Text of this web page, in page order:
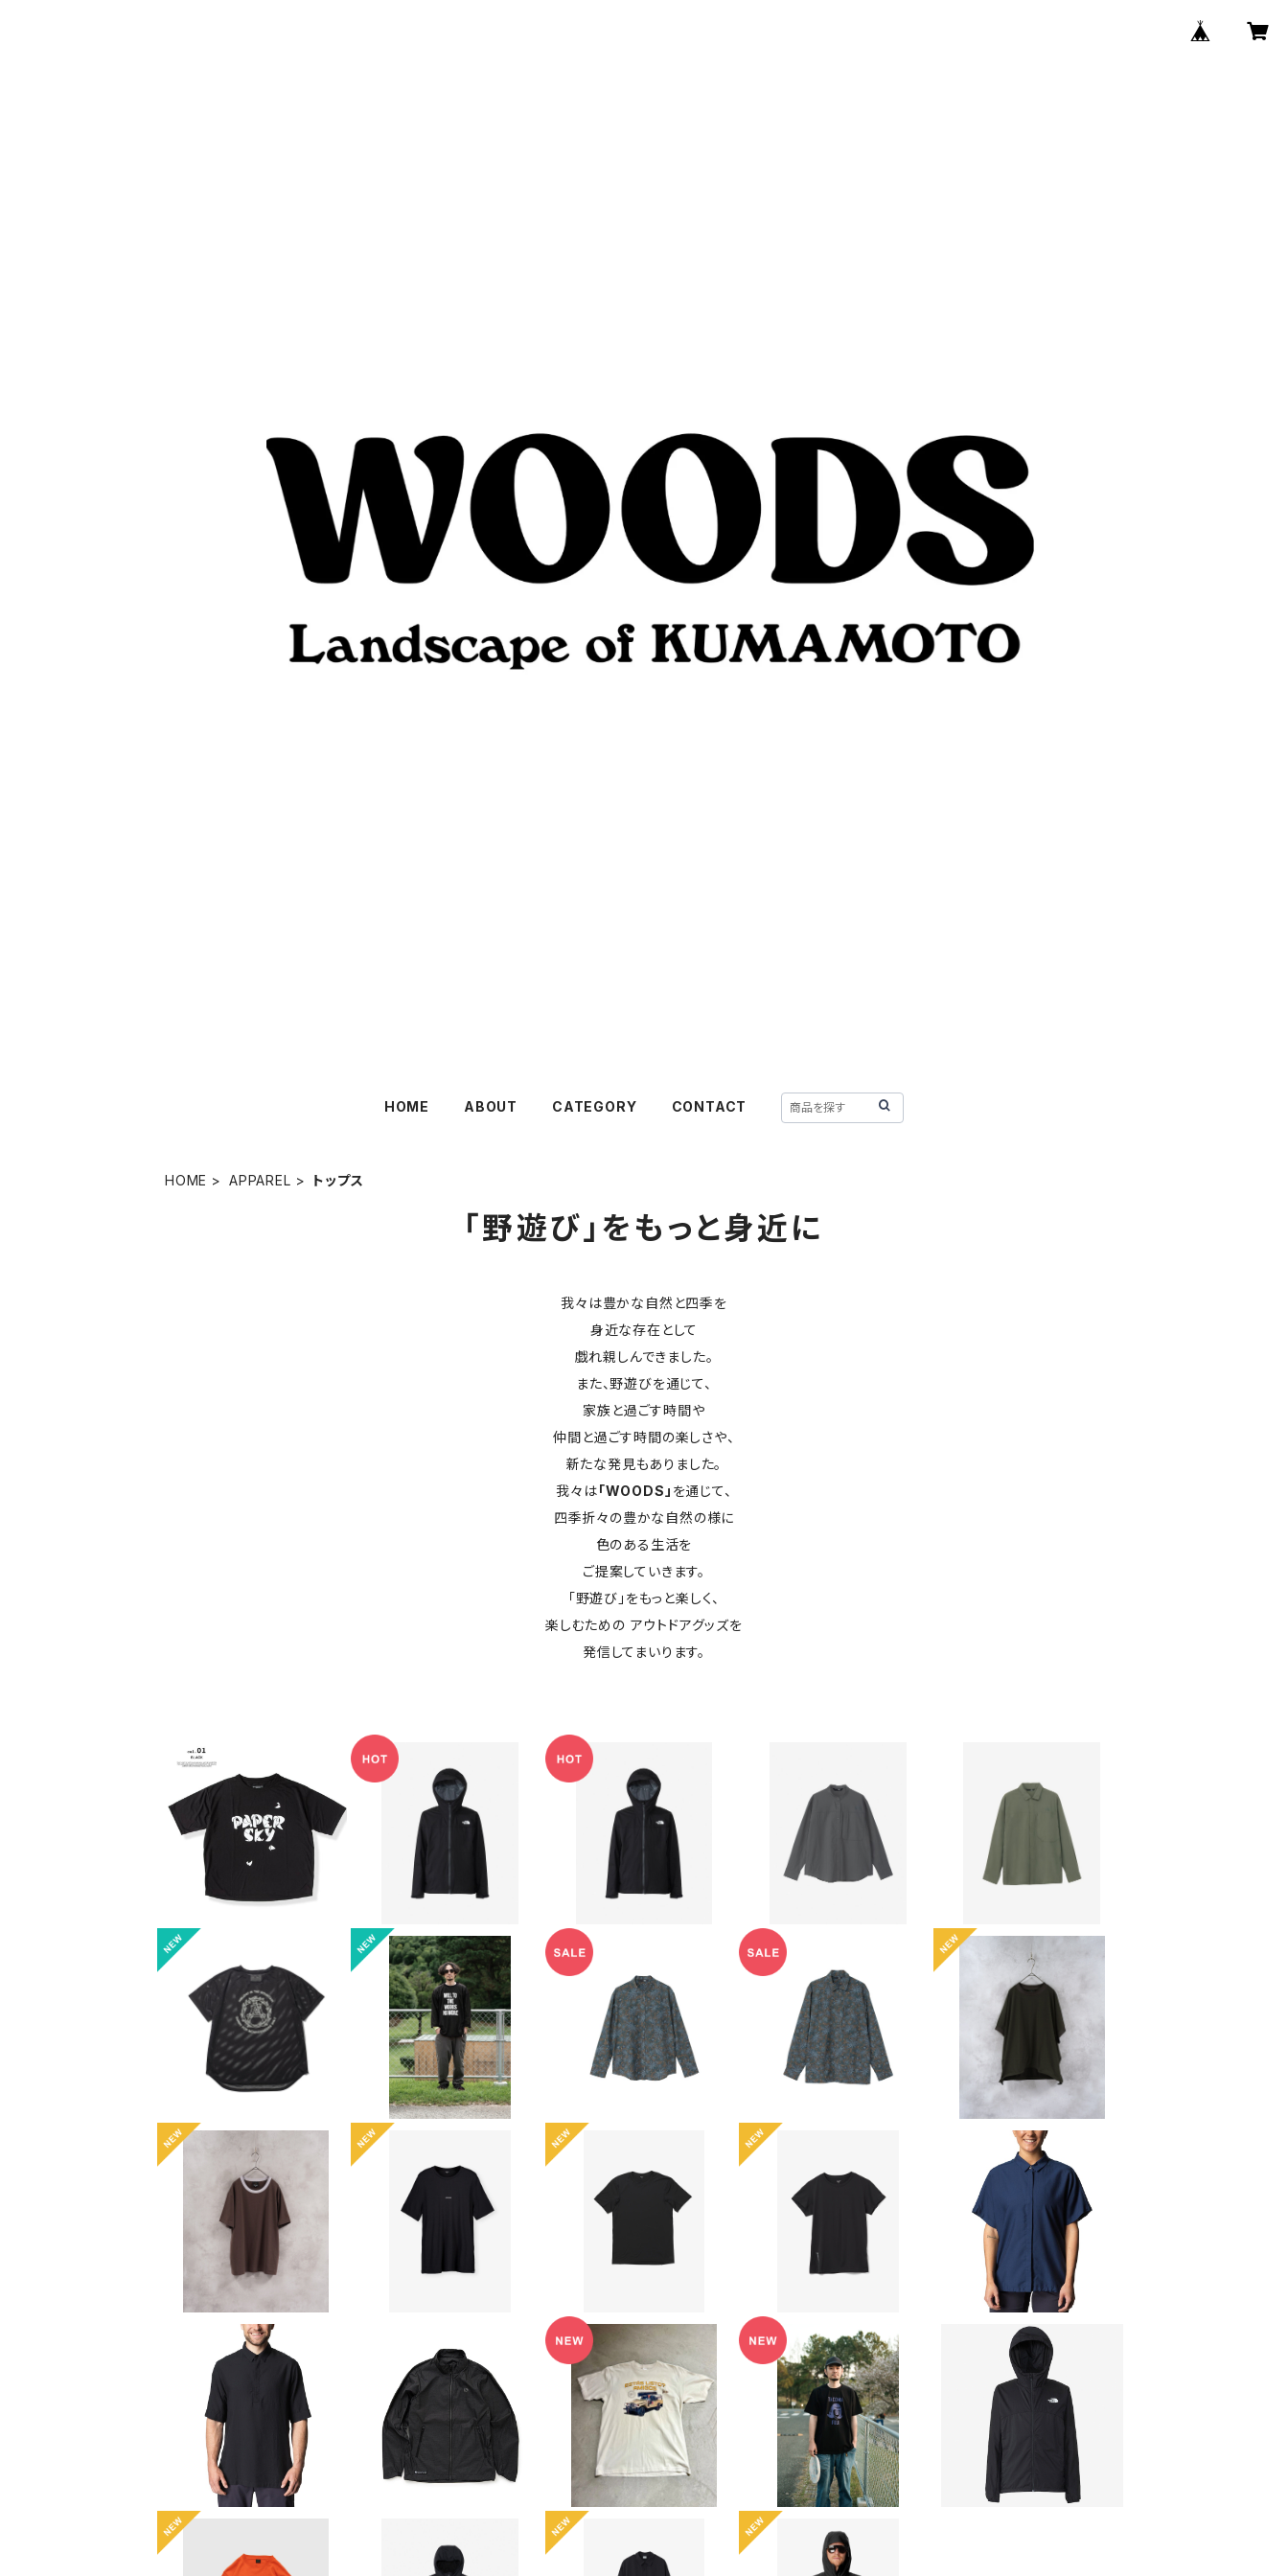
HOME ABOUT CATEGORY CONTACT
HOME APPAREL トップス
「野遊び」をもっと身近に
我々は豊かな自然と四季を
身近な存在として
戯れ親しんできました。
また、野遊びを通じて、
家族と過ごす時間や
仲間と過ごす時間の楽しさや、
新たな発見もありました。
我々は「WOODS」 を通じて、
四季折々の豊かな自然の様に
色のある生活を
ご提案していきます。
「野遊び」をもっと楽しく、
楽しむための アウトドアグッズを
発信してまいります。
【PAPER SKY】Classi
c ‘Paper Logo’ T-SH
IRT
¥7,128
10%OFF
【THE NORTH FACE】
ベンチャージャケット
（レディース）
【THE NORTH FACE】
ベンチャージャケット（メ
¥17,600
【THE NORTH FACE】
ハイカーズシャツ（レデ
【THE NORTH FACE】
ハイカーズシャツ（メン
¥18,810
【MOUNTAIN RESEA
RCH】Mesh Tee ”A
Wreathe”
¥11,880
10%OFF
【MOUNTAIN RESEA
RCH】Mesh B.B. BLA
CK
¥13,860
10%OFF
【THE NORTH FACE】
ハイカーズシャツ（レデ
ィース）
¥16,720
20%OFF
【THE NORTH FACE】
ハイカーズシャツ（メン
ズ）
¥16,720
20%OFF
【AXESQUIN】QD CO
COON TEE
¥10,890
【AXESQUIN modifie
d】QD TRIM TEE
¥7,920
【HOUDINI】Ms Tree
Message Tee
¥8,910
10%OFF
【HOUDINI】Ms Pace
¥11,880
【HOUDINI】Ws Pace
¥11,880
10%OFF
【HOUDINI】Ws Tree
Top
¥15,840
10%OFF
【HOUDINI】 M's Tree
Polo Shirt
¥17,820
GOSSAMER GEAR
GG Hoodless Jacke
t with Dyneema®
¥30,800
HIGHLAX RCC オリジ
ナルTシャツ ”ESTAS L
ISTO? AMIGOS”
¥6,050
TACOMA FUJI RECO
RDS 26ss T-Shirt
¥7,128
10%OFF
【THE NORTH FACE】
Swallowtail Hoodie